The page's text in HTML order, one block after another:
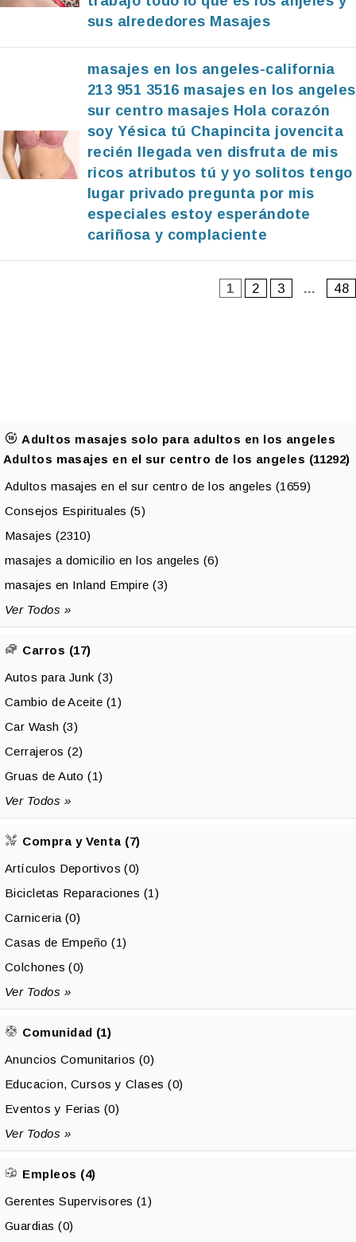
sus alrededores Masajes
masajes en los angeles-california
213 951 3516 masajes en los angeles
sur centro masajes Hola corazón
soy Yésica tú Chapincita jovencita
recién llegada ven disfruta de mis
ricos atributos tú y yo solitos tengo
lugar privado pregunta por mis
especiales estoy esperándote
cariñosa y complaciente
1 2 3 … 48
Adultos masajes solo para adultos en los angeles
Adultos masajes en el sur centro de los angeles (11292)
Adultos masajes en el sur centro de los angeles (1659)
Consejos Espirituales (5)
Masajes (2310)
masajes a domicilio en los angeles (6)
masajes en Inland Empire (3)
Ver Todos »
Carros (17)
Autos para Junk (3)
Cambio de Aceite (1)
Car Wash (3)
Cerrajeros (2)
Gruas de Auto (1)
Ver Todos »
Compra y Venta (7)
Artículos Deportivos (0)
Bicicletas Reparaciones (1)
Carniceria (0)
Casas de Empeño (1)
Colchones (0)
Ver Todos »
Comunidad (1)
Anuncios Comunitarios (0)
Educacion, Cursos y Clases (0)
Eventos y Ferias (0)
Ver Todos »
Empleos (4)
Gerentes Supervisores (1)
Guardias (0)